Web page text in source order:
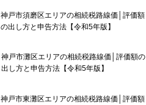
神戸市須磨区エリアの相続税路線価│評価額
の出し方と申告方法【令和5年版】
神戸市灘区エリアの相続税路線価│評価額の
出し方と申告方法【令和5年版】
神戸市東灘区エリアの相続税路線価│評価額